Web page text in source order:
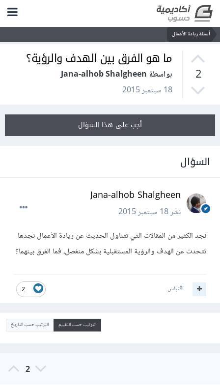
أسئلة ريادة الأعمال
2
ما هو الفرق بين الهدف والرؤية؟
بواسطة Jana-alhob Shalgheen
18 سبتمبر 2015
أجب على هذا السؤال
السؤال
Jana-alhob Shalgheen
نشر18 سبتمبر 2015
نجد الكثير من المقالات التي تتناول الحديث عن ريادة الأعمال نجدها
تتحدث عن الهدف والرؤية المستقبلية بشكل منفصل، فما الفرق بينهما؟
2 اقتباس
الترتيب حسب التقييم الترتيب حسب التاريخ
2